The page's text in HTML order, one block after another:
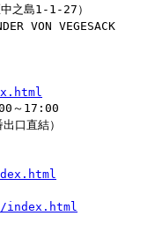
之島1-1-27）
VON VEGESACK
～17:00
口直結）
index.html